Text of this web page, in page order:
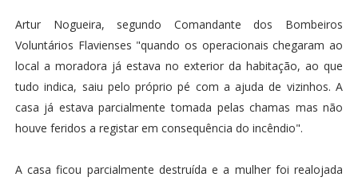
Artur Nogueira, segundo Comandante dos Bombeiros
Voluntários Flavienses "quando os operacionais chegaram ao
local a moradora já estava no exterior da habitação, ao que
tudo indica, saiu pelo próprio pé com a ajuda de vizinhos. A
casa já estava parcialmente tomada pelas chamas mas não
houve feridos a registar em consequência do incêndio".
A casa ficou parcialmente destruída e a mulher foi realojada